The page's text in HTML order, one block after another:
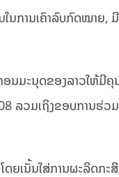
ນການເຄົາລົບກົດໝາຍ
ມະນຸດຂອງລາວໃຫ້ມີຄຸ
ລວມເຖິງຂອບການຮ່
ຍເນັ້ນໃສ່ການຜະລິດກະ